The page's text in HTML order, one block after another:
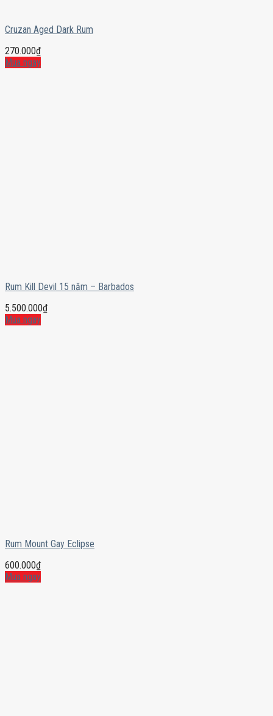
Cruzan Aged Dark Rum
270.000₫
Mua ngay
Rum Kill Devil 15 năm – Barbados
5.500.000₫
Mua ngay
Rum Mount Gay Eclipse
600.000₫
Mua ngay